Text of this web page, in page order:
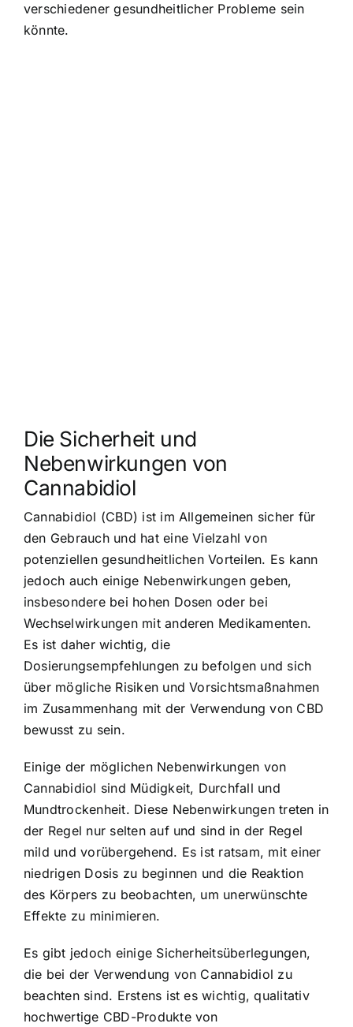
verschiedener gesundheitlicher Probleme sein
könnte.
Die Sicherheit und
Nebenwirkungen von
Cannabidiol
Cannabidiol (CBD) ist im Allgemeinen sicher für
den Gebrauch und hat eine Vielzahl von
potenziellen gesundheitlichen Vorteilen. Es kann
jedoch auch einige Nebenwirkungen geben,
insbesondere bei hohen Dosen oder bei
Wechselwirkungen mit anderen Medikamenten.
Es ist daher wichtig, die
Dosierungsempfehlungen zu befolgen und sich
über mögliche Risiken und Vorsichtsmaßnahmen
im Zusammenhang mit der Verwendung von CBD
bewusst zu sein.
Einige der möglichen Nebenwirkungen von
Cannabidiol sind Müdigkeit, Durchfall und
Mundtrockenheit. Diese Nebenwirkungen treten in
der Regel nur selten auf und sind in der Regel
mild und vorübergehend. Es ist ratsam, mit einer
niedrigen Dosis zu beginnen und die Reaktion
des Körpers zu beobachten, um unerwünschte
Effekte zu minimieren.
Es gibt jedoch einige Sicherheitsüberlegungen,
die bei der Verwendung von Cannabidiol zu
beachten sind. Erstens ist es wichtig, qualitativ
hochwertige CBD-Produkte von